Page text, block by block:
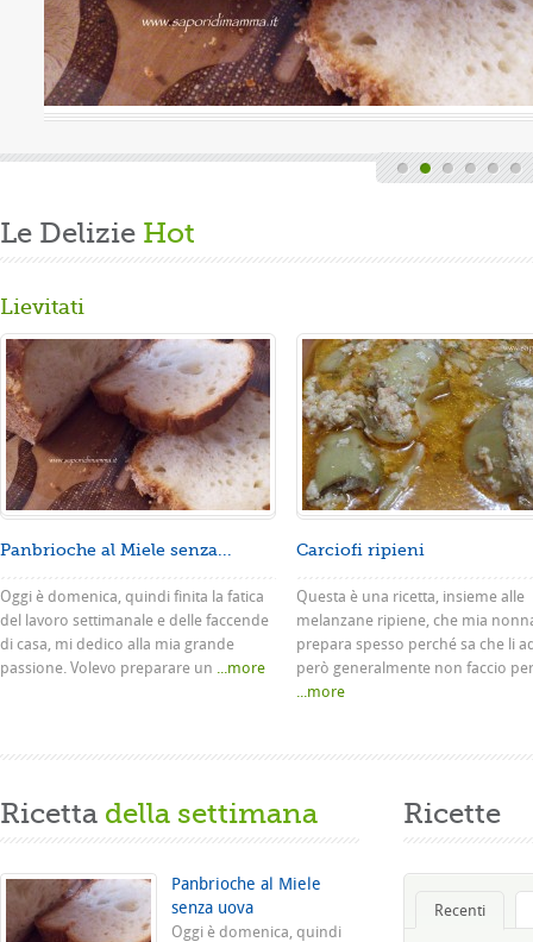
Volevo preparare un panbrioche salutare per la ...
Le Delizie Hot
Lievitati
Panbrioche al Miele senza...
Oggi è domenica, quindi finita la fatica
del lavoro settimanale e delle faccende
di casa, mi dedico alla mia grande
passione. Volevo preparare un ...more
Carciofi ripieni
Questa è una ricetta, insieme alle
melanzane ripiene, che mia
prepara spesso perché sa che li
però generalmente non faccio
...more
Ricetta della settimana
Panbrioche al Miele
senza uova
Oggi è domenica, quindi
Ricette
Recenti